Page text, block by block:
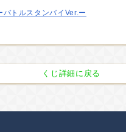
バトルスタンバイVer.ー
くじ詳細に戻る